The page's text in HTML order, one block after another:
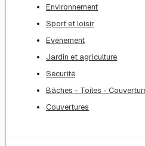
Environnement
Sport et loisir
Evénement
Jardin et agriculture
Sécurité
Bâches - Toiles -
Couvertures